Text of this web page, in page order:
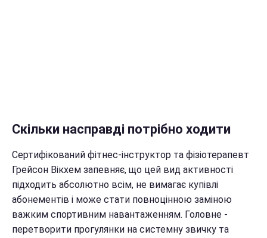
Скільки насправді потрібно ходити
Сертифікований фітнес-інструктор та фізіотерапевт
Грейсон Вікхем запевняє, що цей вид активності
підходить абсолютно всім, не вимагає купівлі
абонементів і може стати повноцінною заміною
важким спортивним навантаженням. Головне -
перетворити прогулянки на системну звичку та